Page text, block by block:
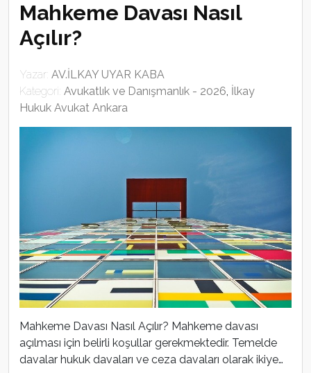
Mahkeme Davası Nasıl
Açılır?
Yazar: AV.İLKAY UYAR KABA
Kategori: Avukatlık ve Danışmanlık - 2026, İlkay
Hukuk Avukat Ankara
Mahkeme Davası Nasıl Açılır? Mahkeme davası
açılması için belirli koşullar gerekmektedir. Temelde
davalar hukuk davaları ve ceza davaları olarak ikiye…